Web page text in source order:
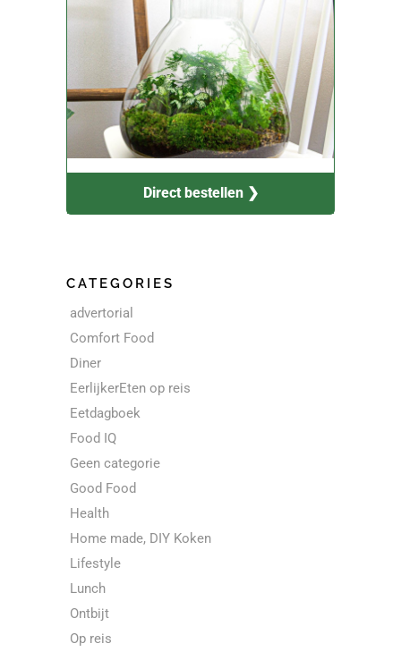
Direct bestellen ❯
CATEGORIES
advertorial
Comfort Food
Diner
EerlijkerEten op reis
Eetdagboek
Food IQ
Geen categorie
Good Food
Health
Home made, DIY Koken
Lifestyle
Lunch
Ontbijt
Op reis